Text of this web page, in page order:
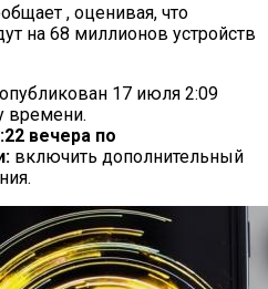
, оценивая, что
на 68 миллионов устройств
17 июля 2:09
времени.
вечера по
включить дополнительный